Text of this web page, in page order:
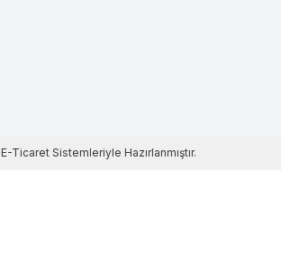
E-TicaretSistemleriyle Hazırlanmıştır.